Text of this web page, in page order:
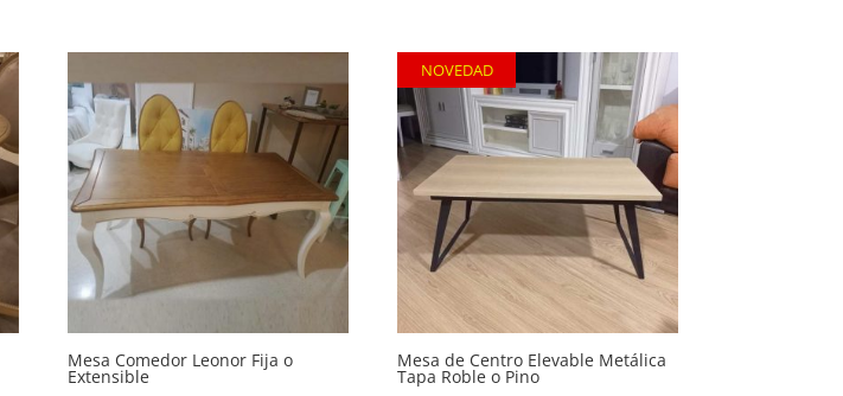
Mesa Comedor Leonor Fija o
Extensible
NOVEDAD
Mesa de Centro Elevable Metálica
Tapa Roble o Pino